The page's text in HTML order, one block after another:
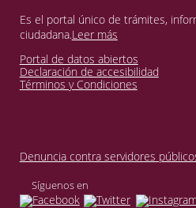
Es el portal único de trámites,
ciudadana.Leer más
Portal de datos abiertos
Declaración de accesibilidad
Términos y Condiciones
Denuncia contra servidores
Síguenos en